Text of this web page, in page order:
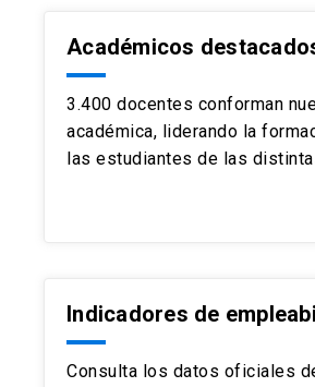
Académicos
3.400 docentes conforman
académica, liderando la
las estudiantes de las
Indicadores de
Consulta los datos oficiales